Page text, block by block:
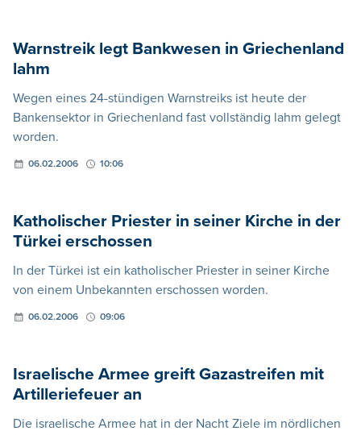
Warnstreik legt Bankwesen in Griechenland
lahm
Wegen eines 24-stündigen Warnstreiks ist heute der
Bankensektor in Griechenland fast vollständig lahm gelegt
worden.
06.02.2006 10:06
Katholischer Priester in seiner Kirche in der
Türkei erschossen
In der Türkei ist ein katholischer Priester in seiner Kirche
von einem Unbekannten erschossen worden.
06.02.2006 09:06
Israelische Armee greift Gazastreifen mit
Artilleriefeuer an
Die israelische Armee hat in der Nacht Ziele im nördlichen